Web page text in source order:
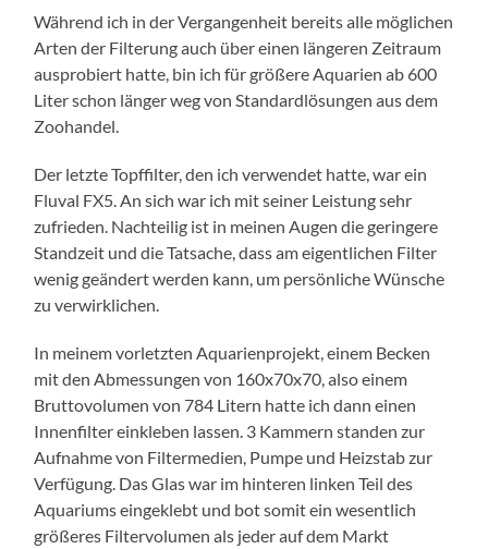
Während ich in der Vergangenheit bereits alle möglichen
Arten der Filterung auch über einen längeren Zeitraum
ausprobiert hatte, bin ich für größere Aquarien ab 600
Liter schon länger weg von Standardlösungen aus dem
Zoohandel.
Der letzte Topffilter, den ich verwendet hatte, war ein
Fluval FX5. An sich war ich mit seiner Leistung sehr
zufrieden. Nachteilig ist in meinen Augen die geringere
Standzeit und die Tatsache, dass am eigentlichen Filter
wenig geändert werden kann, um persönliche Wünsche
zu verwirklichen.
In meinem vorletzten Aquarienprojekt, einem Becken
mit den Abmessungen von 160x70x70, also einem
Bruttovolumen von 784 Litern hatte ich dann einen
Innenfilter einkleben lassen. 3 Kammern standen zur
Aufnahme von Filtermedien, Pumpe und Heizstab zur
Verfügung. Das Glas war im hinteren linken Teil des
Aquariums eingeklebt und bot somit ein wesentlich
größeres Filtervolumen als jeder auf dem Markt